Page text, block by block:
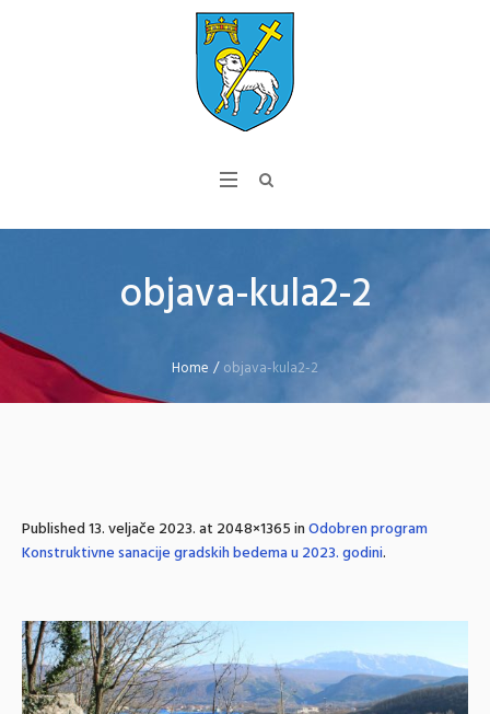
objava-kula2-2
Home /objava-kula2-2
Published13. veljače 2023.at 2048×1365 inOdobren program
Konstruktivne sanacije gradskih bedema u 2023. godini.